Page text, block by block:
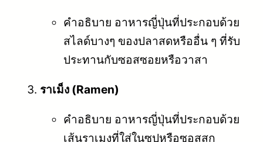
คำอธิบาย อาหารญี่ปุ่นที่ประกอบด้วย
สไลด์บางๆ ของปลาสดหรืออื่น ๆ ที่รับ
ประทานกับซอสซอยหรือวาสา
ราเม็ง (Ramen)
คำอธิบาย อาหารญี่ปุ่นที่ประกอบด้วย
เส้นราเมงที่ใส่ในซุปหรือซอสสุก